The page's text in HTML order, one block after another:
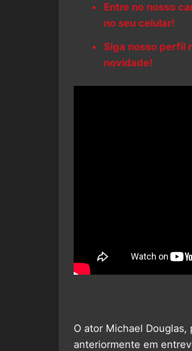
Entre no nosso
no seu celular!
Siga nosso perfil
novidade!
O ator Michael
anteriormente em